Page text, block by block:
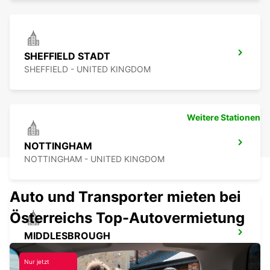
SHEFFIELD STADT
SHEFFIELD - UNITED KINGDOM
NOTTINGHAM
NOTTINGHAM - UNITED KINGDOM
MIDDLESBROUGH
MIDDLESBROUGH - UNITED KINGDOM
Weitere Stationen
Auto und Transporter mieten bei
Österreichs Top-Autovermietung
Nur jetzt